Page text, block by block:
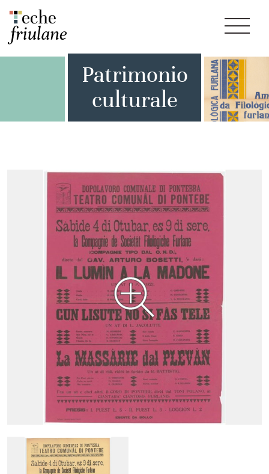
Patrimonio
culturale